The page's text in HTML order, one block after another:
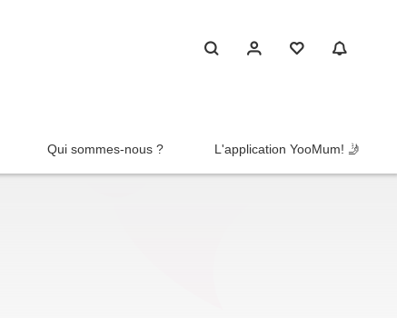
Qui sommes-nous ? L'application YooMum! 🤳